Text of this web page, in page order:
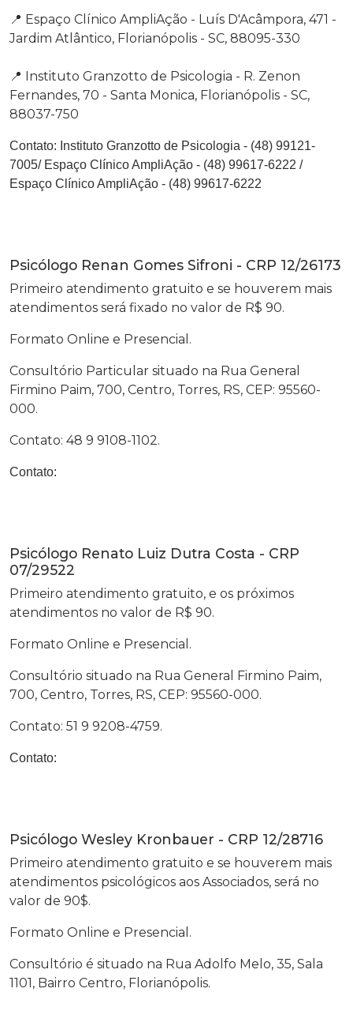
📍 Espaço Clínico AmpliAção - Luís D'Acâmpora, 471 -
Jardim Atlântico, Florianópolis - SC, 88095-330
📍 Instituto Granzotto de Psicologia - R. Zenon
Fernandes, 70 - Santa Monica, Florianópolis - SC,
88037-750
Contato: Instituto Granzotto de Psicologia - (48) 99121-
7005/ Espaço Clínico AmpliAção - (48) 99617-6222 /
Espaço Clínico AmpliAção - (48) 99617-6222
Psicólogo Renan Gomes Sifroni - CRP 12/26173
Primeiro atendimento gratuito e se houverem mais
atendimentos será fixado no valor de R$ 90.
Formato Online e Presencial.
Consultório Particular situado na Rua General
Firmino Paim, 700, Centro, Torres, RS, CEP: 95560-
000.
Contato: 48 9 9108-1102.
Contato:
Psicólogo Renato Luiz Dutra Costa - CRP
07/29522
Primeiro atendimento gratuito, e os próximos
atendimentos no valor de R$ 90.
Formato Online e Presencial.
Consultório situado na Rua General Firmino Paim,
700, Centro, Torres, RS, CEP: 95560-000.
Contato: 51 9 9208-4759.
Contato:
Psicólogo Wesley Kronbauer - CRP 12/28716
Primeiro atendimento gratuito e se houverem mais
atendimentos psicológicos aos Associados, será no
valor de 90$.
Formato Online e Presencial.
Consultório é situado na Rua Adolfo Melo, 35, Sala
1101, Bairro Centro, Florianópolis.